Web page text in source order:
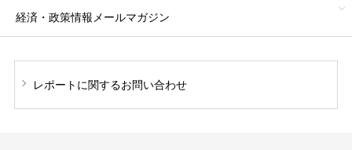
経済・政策情報 メールマガジン
レポートに関するお問い合わせ